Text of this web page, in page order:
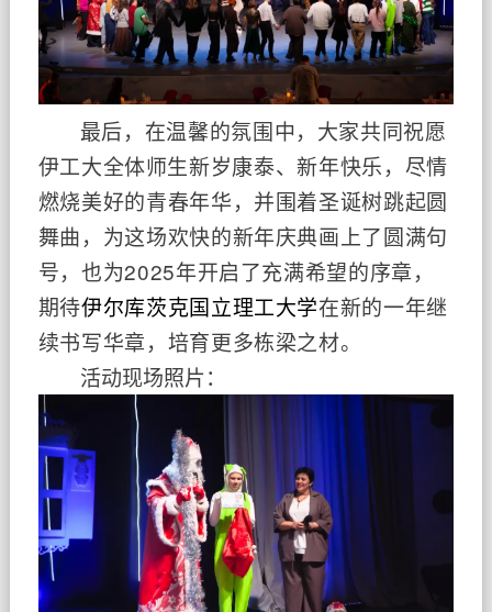
最后，在温馨的氛围中，大家共同祝愿
伊工大全体师生新岁康泰、新年快乐，尽情
燃烧美好的青春年华， 并围着圣诞树跳起圆
舞曲，为这场欢快的新年庆典画上了圆满句
号，也为2025年开启了充满希望的序章，
期待伊尔库茨克国立理工大学在新的一年继
续书写华章，培育更多栋梁之材。
活动现场照片：